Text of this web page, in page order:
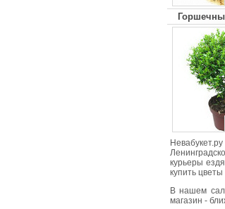
курьеры
купить
В нашем
магазин -